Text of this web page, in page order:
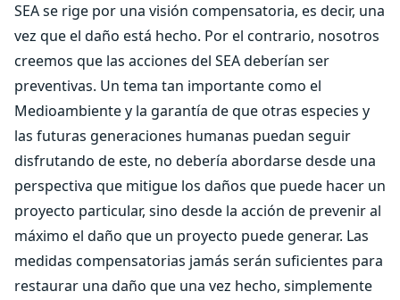
SEA se rige por una visión compensatoria, es decir, una
vez que el daño está hecho. Por el contrario, nosotros
creemos que las acciones del SEA deberían ser
preventivas. Un tema tan importante como el
Medioambiente y la garantía de que otras especies y
las futuras generaciones humanas puedan seguir
disfrutando de este, no debería abordarse desde una
perspectiva que mitigue los daños que puede hacer un
proyecto particular, sino desde la acción de prevenir al
máximo el daño que un proyecto puede generar. Las
medidas compensatorias jamás serán suficientes para
restaurar una daño que una vez hecho, simplemente